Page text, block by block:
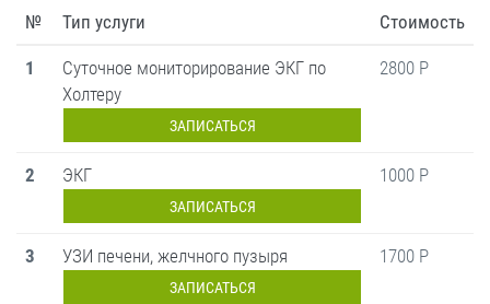
№ Тип услуги Стоимость
1
Суточное мониторирование ЭКГ по
Холтеру
ЗАПИСАТЬСЯ
2800 Р
2 ЭКГ
ЗАПИСАТЬСЯ
1000 Р
3 УЗИ печени, желчного пузыря
ЗАПИСАТЬСЯ
1700 Р